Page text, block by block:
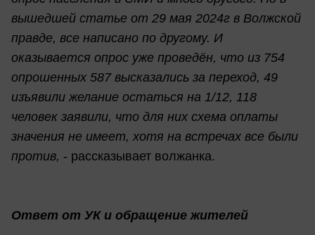
вышедшей статье от 29 мая 2024г в Волжской
правде, все написано по другому. И
оказывается опрос уже проведён, что из 754
опрошенных 587 высказались за переход, 49
изъявили желание остаться на 1/12, 118
человек заявили, что для них схема оплаты
значения не имеет, хотя на встречах все были
против, - рассказывает волжанка.
Ответ от УК и обращение жителей